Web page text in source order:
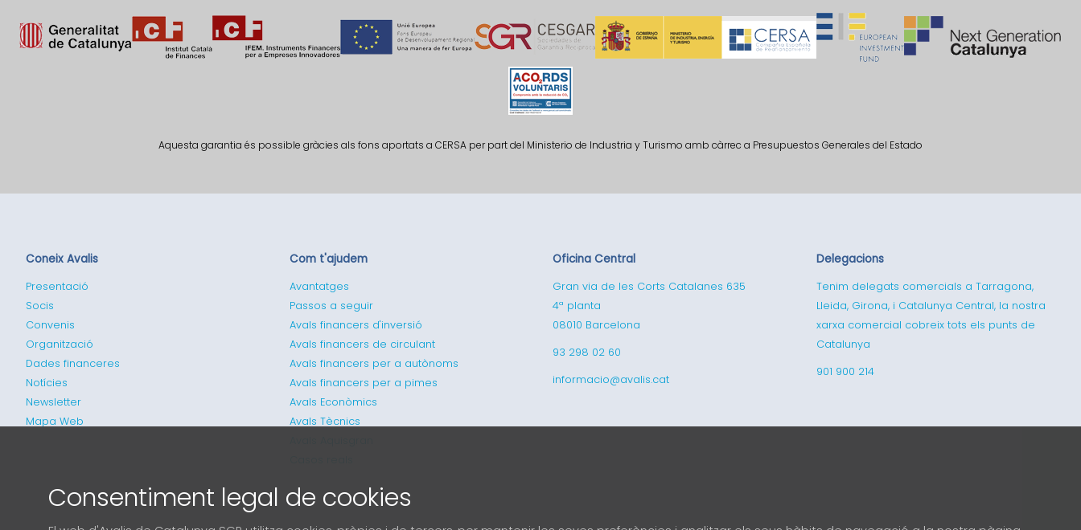
Aquesta garantia és possible gràcies als fons aportats a CERSA per part del Ministerio de Industria y Turismo amb càrrec a Presupuestos Generales del Estado
Coneix Avalis
Presentació
Socis
Convenis
Organització
Dades financeres
Notícies
Newsletter
Mapa Web
Com t'ajudem
Avantatges
Passos a seguir
Avals financers d'inversió
Avals financers de circulant
Avals financers per a autònoms
Avals financers per a pimes
Avals Econòmics
Avals Tècnics
Oficina Central
Gran via de les Corts Catalanes 635
4ª planta
08010 Barcelona
93 298 02 60
informacio@avalis.cat
Delegacions
Tenim delegats comercials a Tarragona,
Lleida, Girona, i Catalunya Central, la nostra
xarxa comercial cobreix tots els punts de
Catalunya
901 900 214
Consentiment legal de cookies